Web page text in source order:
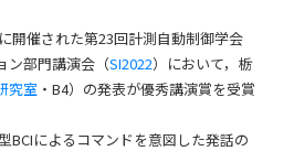
開催された第23回計測自動制御学会
ン部門講演会（SI2022）において，栃
究室 ・B4）の発表が優秀講演賞を受賞
BCIによるコマンドを意図した発話の